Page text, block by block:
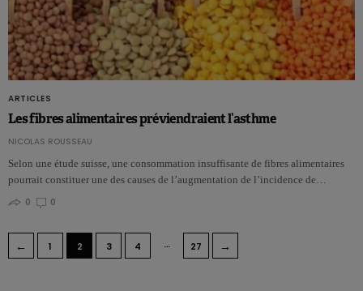
ARTICLES
Les fibres alimentaires préviendraient l’asthme
NICOLAS ROUSSEAU
Selon une étude suisse, une consommation insuffisante de fibres alimentaires
pourrait constituer une des causes de l’augmentation de l’incidence de…
0
0
← 1 2 3 4 … 27 →